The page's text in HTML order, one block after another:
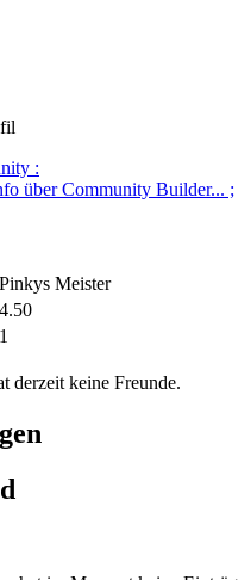
:
über Community Builder... ;
Pinkys Meister
4.50
1
derzeit keine Freunde.